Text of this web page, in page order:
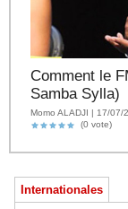
Comment le
Samba Sylla)
Momo ALADJI | 17/07/
(0 vote)
Internationales